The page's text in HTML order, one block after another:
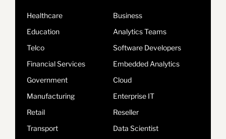
Healthcare
Education
Telco
Financial Services
Government
Manufacturing
Retail
Transport
Business
Analytics Teams
Software Developers
Embedded Analytics
Cloud
Enterprise IT
Reseller
Data Scientist